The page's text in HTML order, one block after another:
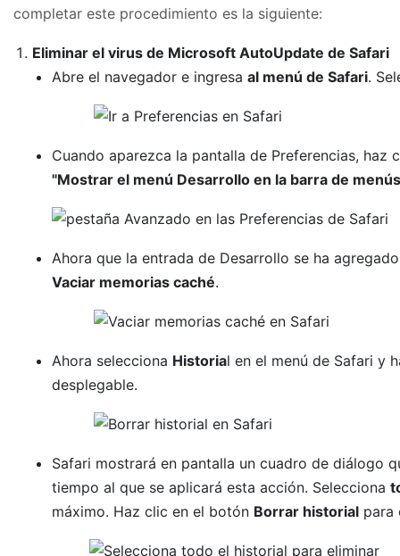
completar este procedimiento es la siguiente:
Eliminar el virus de Microsoft AutoUpdate de Safari
Abre el navegador e ingresa al menú de Safari.
Cuando aparezca la pantalla de Preferencias, haz
"Mostrar el menú Desarrollo en la barra de
Ahora que la entrada de Desarrollo se ha
Vaciar memorias caché.
Ahora selecciona Historial en el menú de Safari y
desplegable.
Safari mostrará en pantalla un cuadro de diálogo
tiempo al que se aplicará esta acción. Selecciona
máximo. Haz clic en el botón Borrar historialpara